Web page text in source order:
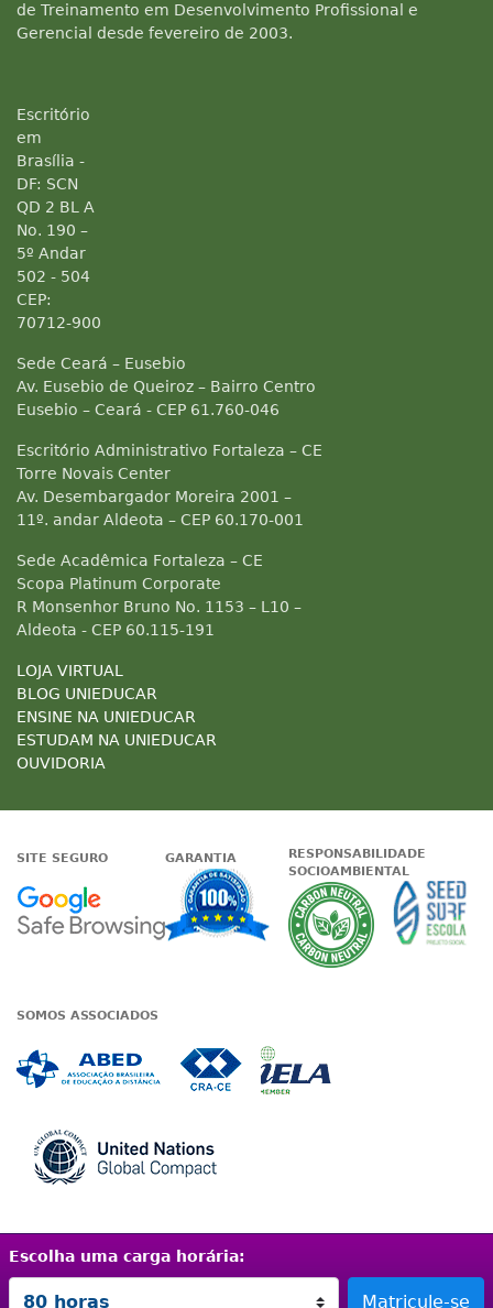
Escolha uma carga horária:
de Treinamento em Desenvolvimento Profissional e
Gerencial desde fevereiro de 2003.
Escritório
em
Brasília -
DF: SCN
QD 2 BL A
No. 190 –
5º Andar
502 - 504
CEP:
70712-900
Sede Ceará – Eusebio
Av. Eusebio de Queiroz – Bairro Centro
Eusebio – Ceará - CEP 61.760-046
Escritório Administrativo Fortaleza – CE
Torre Novais Center
Av. Desembargador Moreira 2001 –
11º. andar Aldeota – CEP 60.170-001
Sede Acadêmica Fortaleza – CE
Scopa Platinum Corporate
R Monsenhor Bruno No. 1153 – L10 –
Aldeota - CEP 60.115-191
LOJA VIRTUAL
BLOG UNIEDUCAR
ENSINE NA UNIEDUCAR
ESTUDAM NA UNIEDUCAR
OUVIDORIA
SITE SEGURO
Google - Status do site no
GARANTIA
Garantia de
RESPONSABILIDADE
SOCIOAMBIENTAL
A
SOMOS ASSOCIADOS
Termos de uso Política de privacidade